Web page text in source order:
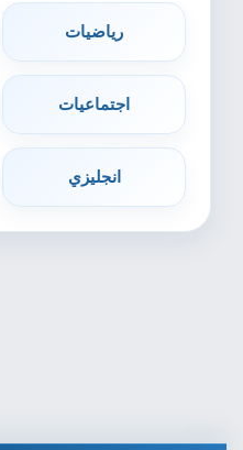
رياضيات
اجتماعيات
انجليزي